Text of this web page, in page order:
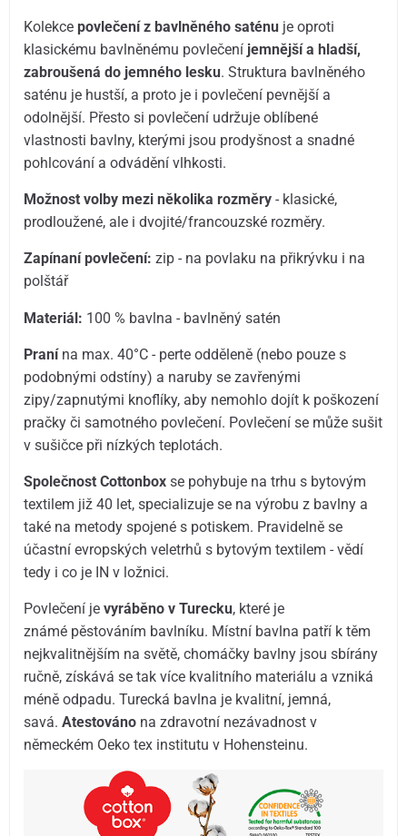
Kolekcepovlečení z bavlněného saténu je oproti
klasickému bavlněnému povlečení jemnější a hladší,
zabroušená do jemného lesku. Struktura bavlněného
saténu je hustší, a proto je i povlečení pevnější a
odolnější. Přesto si povlečení udržuje oblíbené
vlastnosti bavlny, kterými jsou prodyšnost a snadné
pohlcování a odvádění vlhkosti.
Možnost volby mezi několika rozměry - klasické,
prodloužené, ale i dvojité/francouzské rozměry.
Zapínaní povlečení: zip - na povlaku na přikrývku i na
polštář
Materiál: 100 % bavlna - bavlněný satén
Pranína max. 40°C - perte odděleně (nebo pouze s
podobnými odstíny) a naruby se zavřenými
zipy/zapnutými knoflíky, aby nemohlo dojít k poškození
pračky či samotného povlečení. Povlečení se může sušit
v sušičce při nízkých teplotách.
Společnost Cottonbox se pohybuje na trhu s bytovým
textilem již 40 let, specializuje se na výrobu z bavlny a
také na metody spojené s potiskem. Pravidelně se
účastní evropských veletrhů s bytovým textilem - vědí
tedy i co je IN v ložnici.
Povlečení jevyráběno v Turecku, které je
známé pěstováním bavlníku. Místní bavlna patří k těm
nejkvalitnějším na světě, chomáčky bavlny jsou sbírány
ručně, získává se tak více kvalitního materiálu a vzniká
méně odpadu. Turecká bavlna je kvalitní, jemná,
savá.Atestováno na zdravotní nezávadnost v
německém Oeko tex institutu v Hohensteinu.